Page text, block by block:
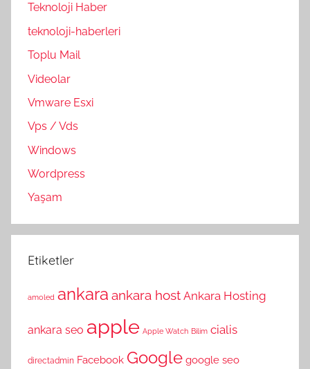
Teknoloji Haber
teknoloji-haberleri
Toplu Mail
Videolar
Vmware Esxi
Vps / Vds
Windows
Wordpress
Yaşam
Etiketler
amoled ankara ankara host Ankara Hosting
ankara seo apple Apple Watch Bilim cialis
directadmin Facebook Google google seo